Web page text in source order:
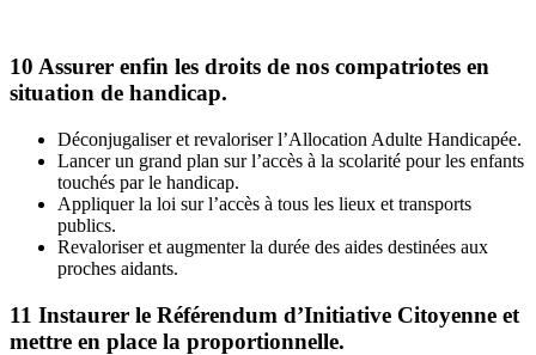
10 Assurer enfin les droits de nos compatriotes en
situation de handicap.
Déconjugaliser et revaloriser l’Allocation Adulte Handicapée.
Lancer un grand plan sur l’accès à la scolarité pour les enfants
touchés par le handicap.
Appliquer la loi sur l’accès à tous les lieux et transports
publics.
Revaloriser et augmenter la durée des aides destinées aux
proches aidants.
11 Instaurer le Référendum d’Initiative Citoyenne et
mettre en place la proportionnelle.